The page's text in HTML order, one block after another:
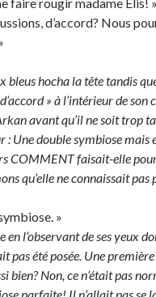
d’accord? Nous
bleus hocha la tête tandis
» à l’intérieur de son
avant qu’il ne soit trop
: Une double symbiose mais
COMMENT faisait-elle
qu’elle ne connaissait pas
»
l’observant de ses yeux
pas été posée. Une
bien? Non, ce n’était pas